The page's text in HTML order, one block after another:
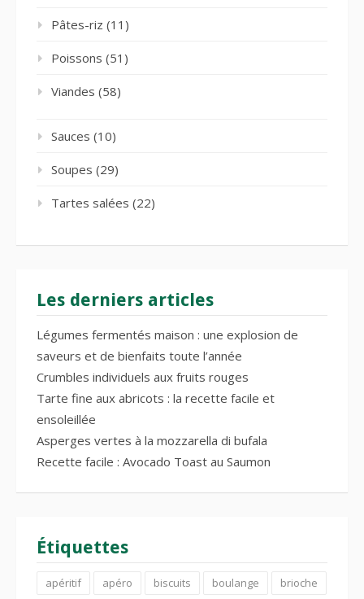
Pâtes-riz (11)
Poissons (51)
Viandes (58)
Sauces (10)
Soupes (29)
Tartes salées (22)
Les derniers articles
Légumes fermentés maison : une explosion de
saveurs et de bienfaits toute l’année
Crumbles individuels aux fruits rouges
Tarte fine aux abricots : la recette facile et
ensoleillée
Asperges vertes à la mozzarella di bufala
Recette facile : Avocado Toast au Saumon
Étiquettes
apéritif apéro biscuits boulange
brioche